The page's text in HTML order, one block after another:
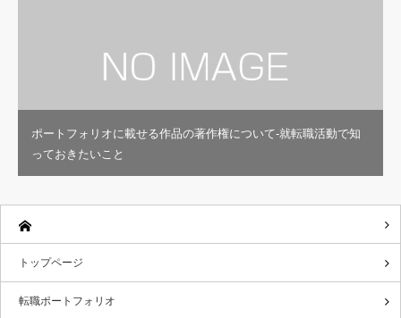
ポートフォリオに載せる作品の著作権について-就転職活動で知
っておきたいこと
トップページ
転職ポートフォリオ